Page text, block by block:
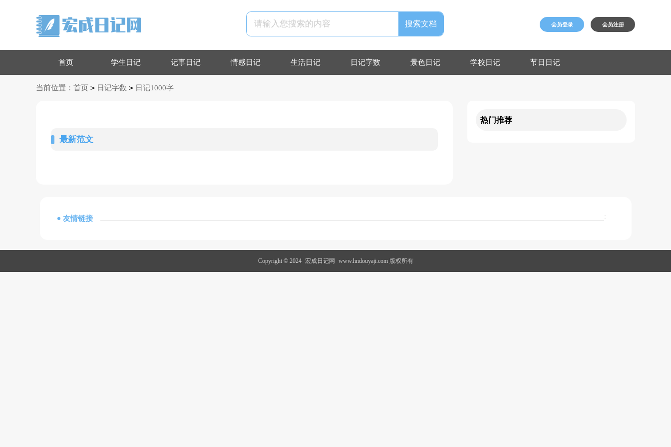
会员登录 会员注册
首页 学生日记 记事日记 情感日记 生活日记 日记字数 景色日记 学校日记 节日日记
当前位置： 首页 > 日记字数 > 日记1000字
最新范文
热门推荐
友情链接 :
Copyright © 2024 宏成日记网 www.hndouyaji.com 版权所有